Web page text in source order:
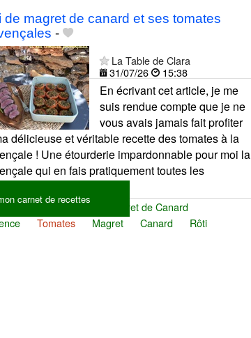
carnet de recettes
de magret de canard et ses tomates
-
La Table de Clara
31/07/26
15:38
En écrivant cet article, je me
suis rendue compte que je ne
vous avais jamais fait profiter
délicieuse et véritable recette des tomates à la
! Une étourderie impardonnable pour moi la
qui en fais pratiquement toutes les
magret de canard
Magret de Canard
Tomates Magret Canard Rôti